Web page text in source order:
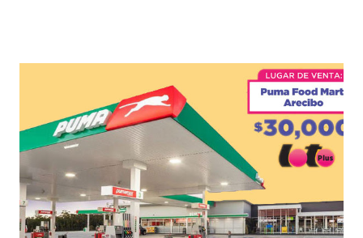
ganador fue vendido en la farmacia Yarimar de la
Urbanización Las Lomas en el Municipio de San Juan
¡Enhorabuena que lo disfrute!
...